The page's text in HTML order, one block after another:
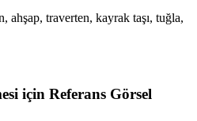
ahşap, traverten, kayrak taşı, tuğla,
için Referans Görsel